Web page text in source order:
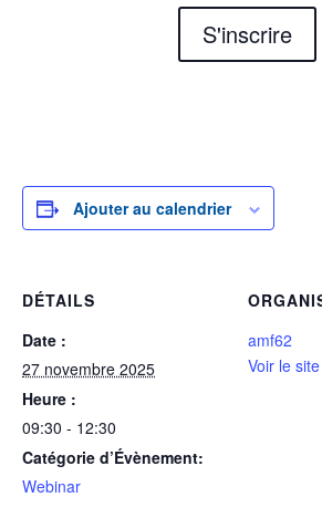
S'inscrire
Ajouter au calendrier
DÉTAILS
Date :
27 novembre 2025
Heure :
09:30 - 12:30
Catégorie d’Évènement:
Webinar
amf62
Voir le